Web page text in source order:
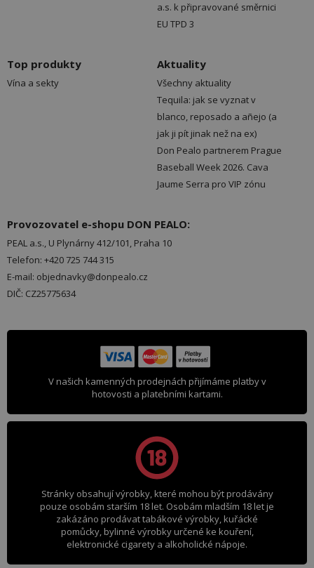
a.s. k připravované směrnici
EU TPD 3
Top produkty
Vína a sekty
Aktuality
Všechny aktuality
Tequila: jak se vyznat v
blanco, reposado a añejo (a
jak ji pít jinak než na ex)
Don Pealo partnerem Prague
Baseball Week 2026. Cava
Jaume Serra pro VIP zónu
Provozovatel e-shopu DON PEALO:
PEAL a.s., U Plynárny 412/101, Praha 10
Telefon: +420 725 744 315
E-mail: objednavky@donpealo.cz
DIČ: CZ25775634
V našich kamenných prodejnách přijímáme platby v
hotovosti a platebními kartami.
Stránky obsahují výrobky, které mohou být prodávány
pouze osobám starším 18 let. Osobám mladším 18 let je
zakázáno prodávat tabákové výrobky, kuřácké
pomůcky, bylinné výrobky určené ke kouření,
elektronické cigarety a alkoholické nápoje.